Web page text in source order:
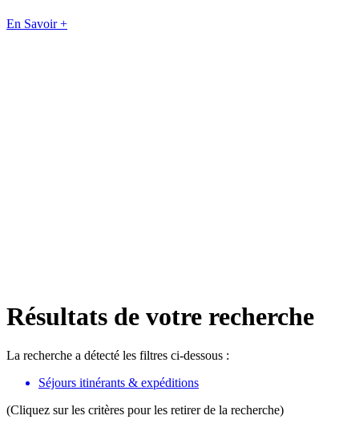
En Savoir +
Résultats de votre recherche
La recherche a détecté les filtres ci-dessous :
Séjours itinérants & expéditions
(Cliquez sur les critères pour les retirer de la recherche)